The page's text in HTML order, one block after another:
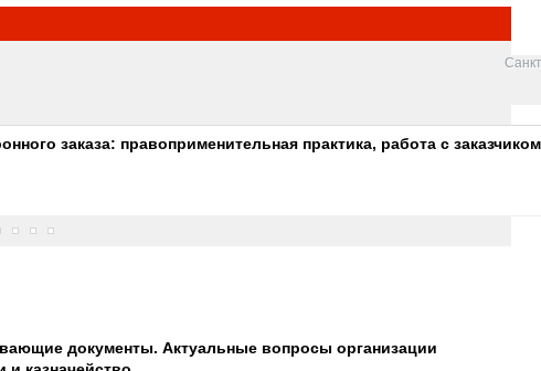
заказа: правоприменительная практика, работа с
документы. Актуальные вопросы организации